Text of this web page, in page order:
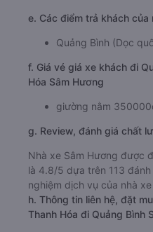
e. Các điểm trả khách của
Quảng Bình (Dọc
f. Giá vé giá xe khách đi
Hóa Sâm Hương
giường nằm
g. Review, đánh giá chất
Nhà xe Sâm Hương được
là 4.8/5 dựa trên 113
nghiệm dịch vụ của nhà xe
h. Thông tin liên hệ, đặt
Thanh Hóa đi Quảng Bình